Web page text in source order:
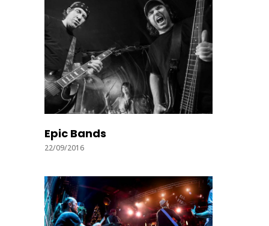
Epic Bands
22/09/2016